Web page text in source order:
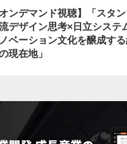
オンデマンド視聴】「スタ
流デザイン思考×日立システ
ベーション文化を醸成す
現在地」